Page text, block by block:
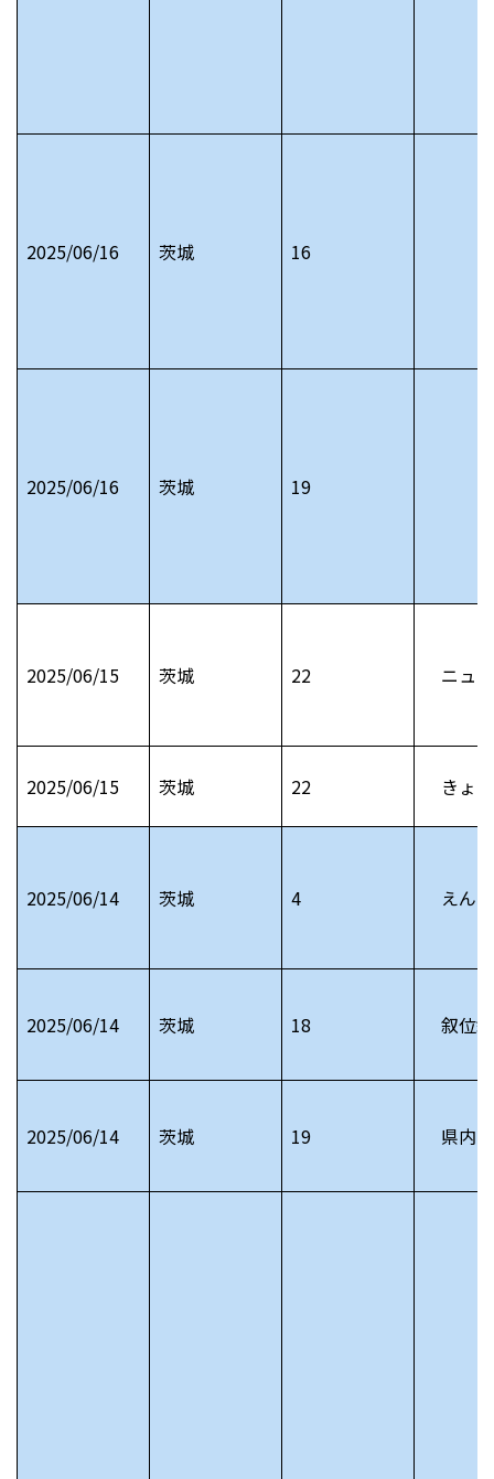
2025/06/16 茨城 16
2025/06/16 茨城 19
2025/06/15 茨城 22 ニュ
2025/06/15 茨城 22 きょ
2025/06/14 茨城 4 えん
2025/06/14 茨城 18 叙位
2025/06/14 茨城 19 県内